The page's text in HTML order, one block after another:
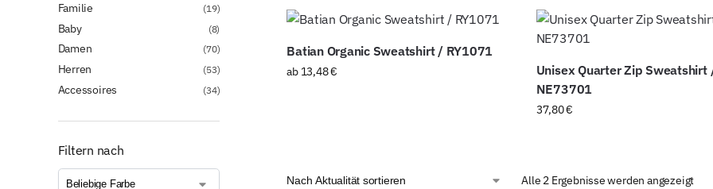
Batian Organic Sweatshirt / RY1071
ab 13,48€
Unisex Quarter Zip Sweatshirt
NE73701
37,80€
Alle 2 Ergebnisse werden angezeigt
Familie (19)
Baby (8)
Damen (70)
Herren (53)
Accessoires (34)
Filtern nach